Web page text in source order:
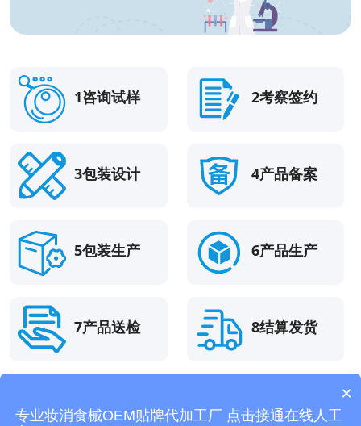
1咨询试样 2考察签约
3包装设计 4产品备案
5包装生产 6产品生产
7产品送检 8结算发货
站内导航： 面膜加工 精油加工 化妆品代加工 护肤品代加工
×
专业妆消食械OEM贴牌代加工厂 点击接通在线人工